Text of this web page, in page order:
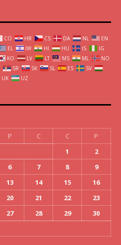
CO HR CS DA NL
EN
EL IW HI HU IS
IG
KO LV LT MS ML
NO
SR SK SL ES
SV
UK UZ
P C C
P
1
2
6 7 8
9
13 14 15
16
20 21 22
23
27 28 29
30